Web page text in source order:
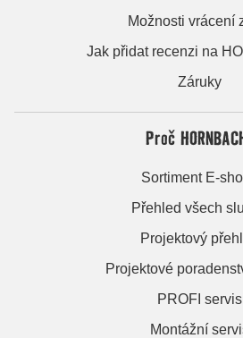
Možnosti vrácení
Jak přidat recenzi na
Záruky
Proč
Sortiment E-
Přehled všech
Projektový
Projektové
PROFI servis
Montážní